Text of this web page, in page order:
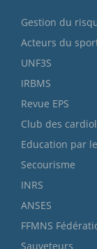
Gestion du
Acteurs du
UNF3S
IRBMS
Revue EPS
Club des
Education par
Secourisme
INRS
ANSES
FFMNS
Sauveteurs